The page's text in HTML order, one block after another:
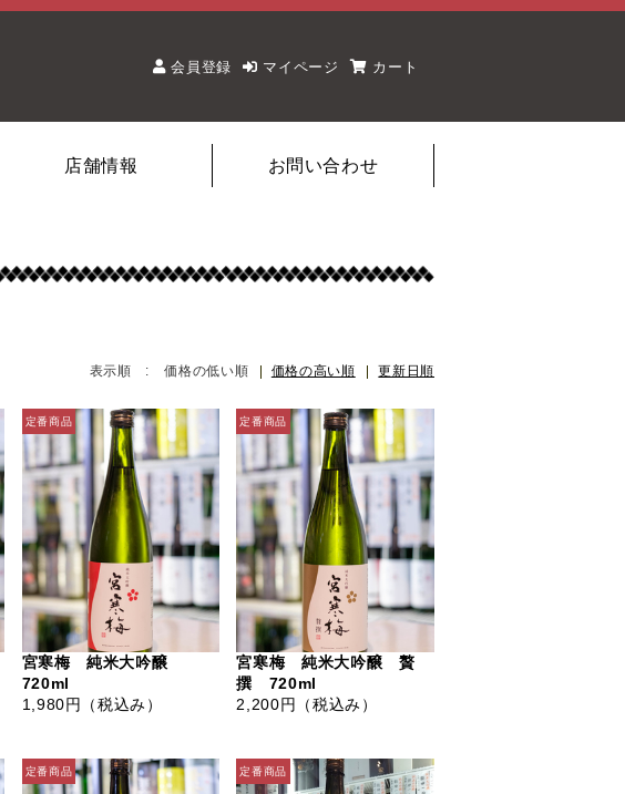
会員登録 マイページ カート
店舗情報 お問い合わせ
表示順 : 価格の低い順 価格の高い順 更新日順
宮寒梅 純米大吟醸
720ml
1,980円
（税込み）
宮寒梅 純米大吟醸 贅
撰 720ml
2,200円
（税込み）